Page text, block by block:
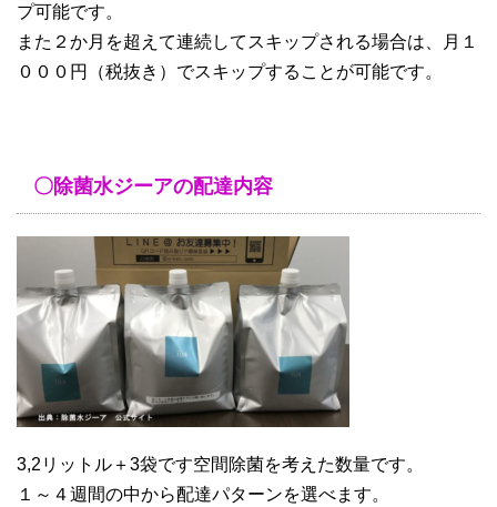
プ可能です。
また２か月を超えて連続してスキップされる場合は、月１
０００円（税抜き）でスキップすることが可能です。
〇除菌水ジーアの配達内容
3,2リットル＋3袋です空間除菌を考えた数量です。
１～４週間の中から配達パターンを選べます。